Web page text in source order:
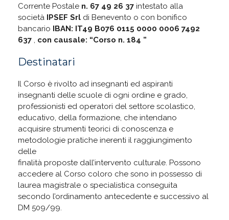
Corrente Postale n. 67 49 26 37 intestato alla
società IPSEF Srl di Benevento o con bonifico
bancario IBAN: IT49 B076 0115 0000 0006 7492
637 , con causale: “Corso n. 184 ”
Destinatari
Il Corso è rivolto ad insegnanti ed aspiranti
insegnanti delle scuole di ogni ordine e grado,
professionisti ed operatori del settore scolastico,
educativo, della formazione, che intendano
acquisire strumenti teorici di conoscenza e
metodologie pratiche inerenti il raggiungimento
delle
finalità proposte dall’intervento culturale. Possono
accedere al Corso coloro che sono in possesso di
laurea magistrale o specialistica conseguita
secondo l’ordinamento antecedente e successivo al
DM 509/99.